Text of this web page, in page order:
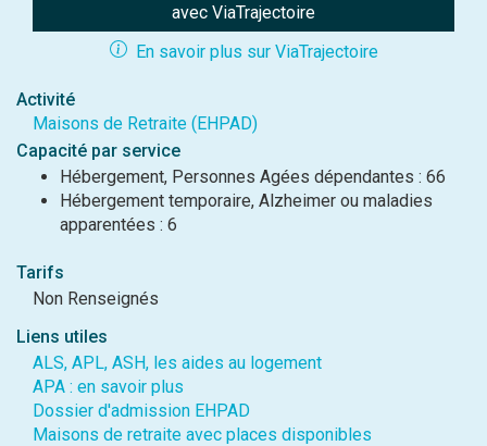
avec ViaTrajectoire
En savoir plus sur ViaTrajectoire
Activité
Maisons de Retraite (EHPAD)
Capacité par service
Hébergement, Personnes Agées dépendantes : 66
Hébergement temporaire, Alzheimer ou maladies
apparentées : 6
Tarifs
Non Renseignés
Liens utiles
ALS, APL, ASH, les aides au logement
APA : en savoir plus
Dossier d'admission EHPAD
Maisons de retraite avec places disponibles